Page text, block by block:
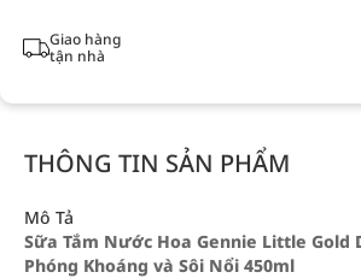
Giao hàng
tận nhà
THÔNG TIN SẢN PHẨM
Mô Tả
Sữa Tắm Nước Hoa Gennie Little Gold
Phóng Khoáng và Sôi Nổi 450ml